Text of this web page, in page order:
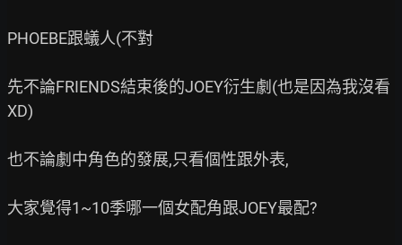
PHOEBE跟蟻人(不對
先不論FRIENDS結束後的JOEY衍生劇(也是因為我沒看
XD)
也不論劇中角色的發展,只看個性跟外表,
大家覺得1~10季哪一個女配角跟JOEY最配?